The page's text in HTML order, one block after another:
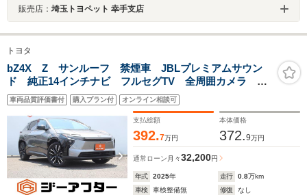
販売店： 埼玉トヨペット 幸手支店
トヨタ
bZ4X Z サンルーフ 禁煙車 JBLプレミアムサウン
ド 純正14インチナビ フルセグTV 全周囲カメラ 電
動リアゲート 黒革シート シートエアコン デジタル
インナーミラー レーダークルーズコントロール
車両品質評価書付 購入プラン付 オンライン相談可
支払総額
392.7万円
本体価格
372.9万円
通常ローン 月々32,200円
年式 2025年 走行 0.8万km
車検
車検整備無 修復
なし